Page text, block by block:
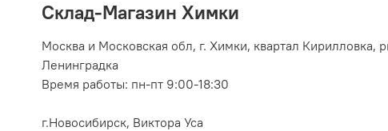
Склад-Магазин Химки
Москва и Московская обл, г. Химки, квартал Кирилловка,
Ленинградка
Время работы: пн-пт 9:00-18:30
г.Новосибирск, Виктора Уса